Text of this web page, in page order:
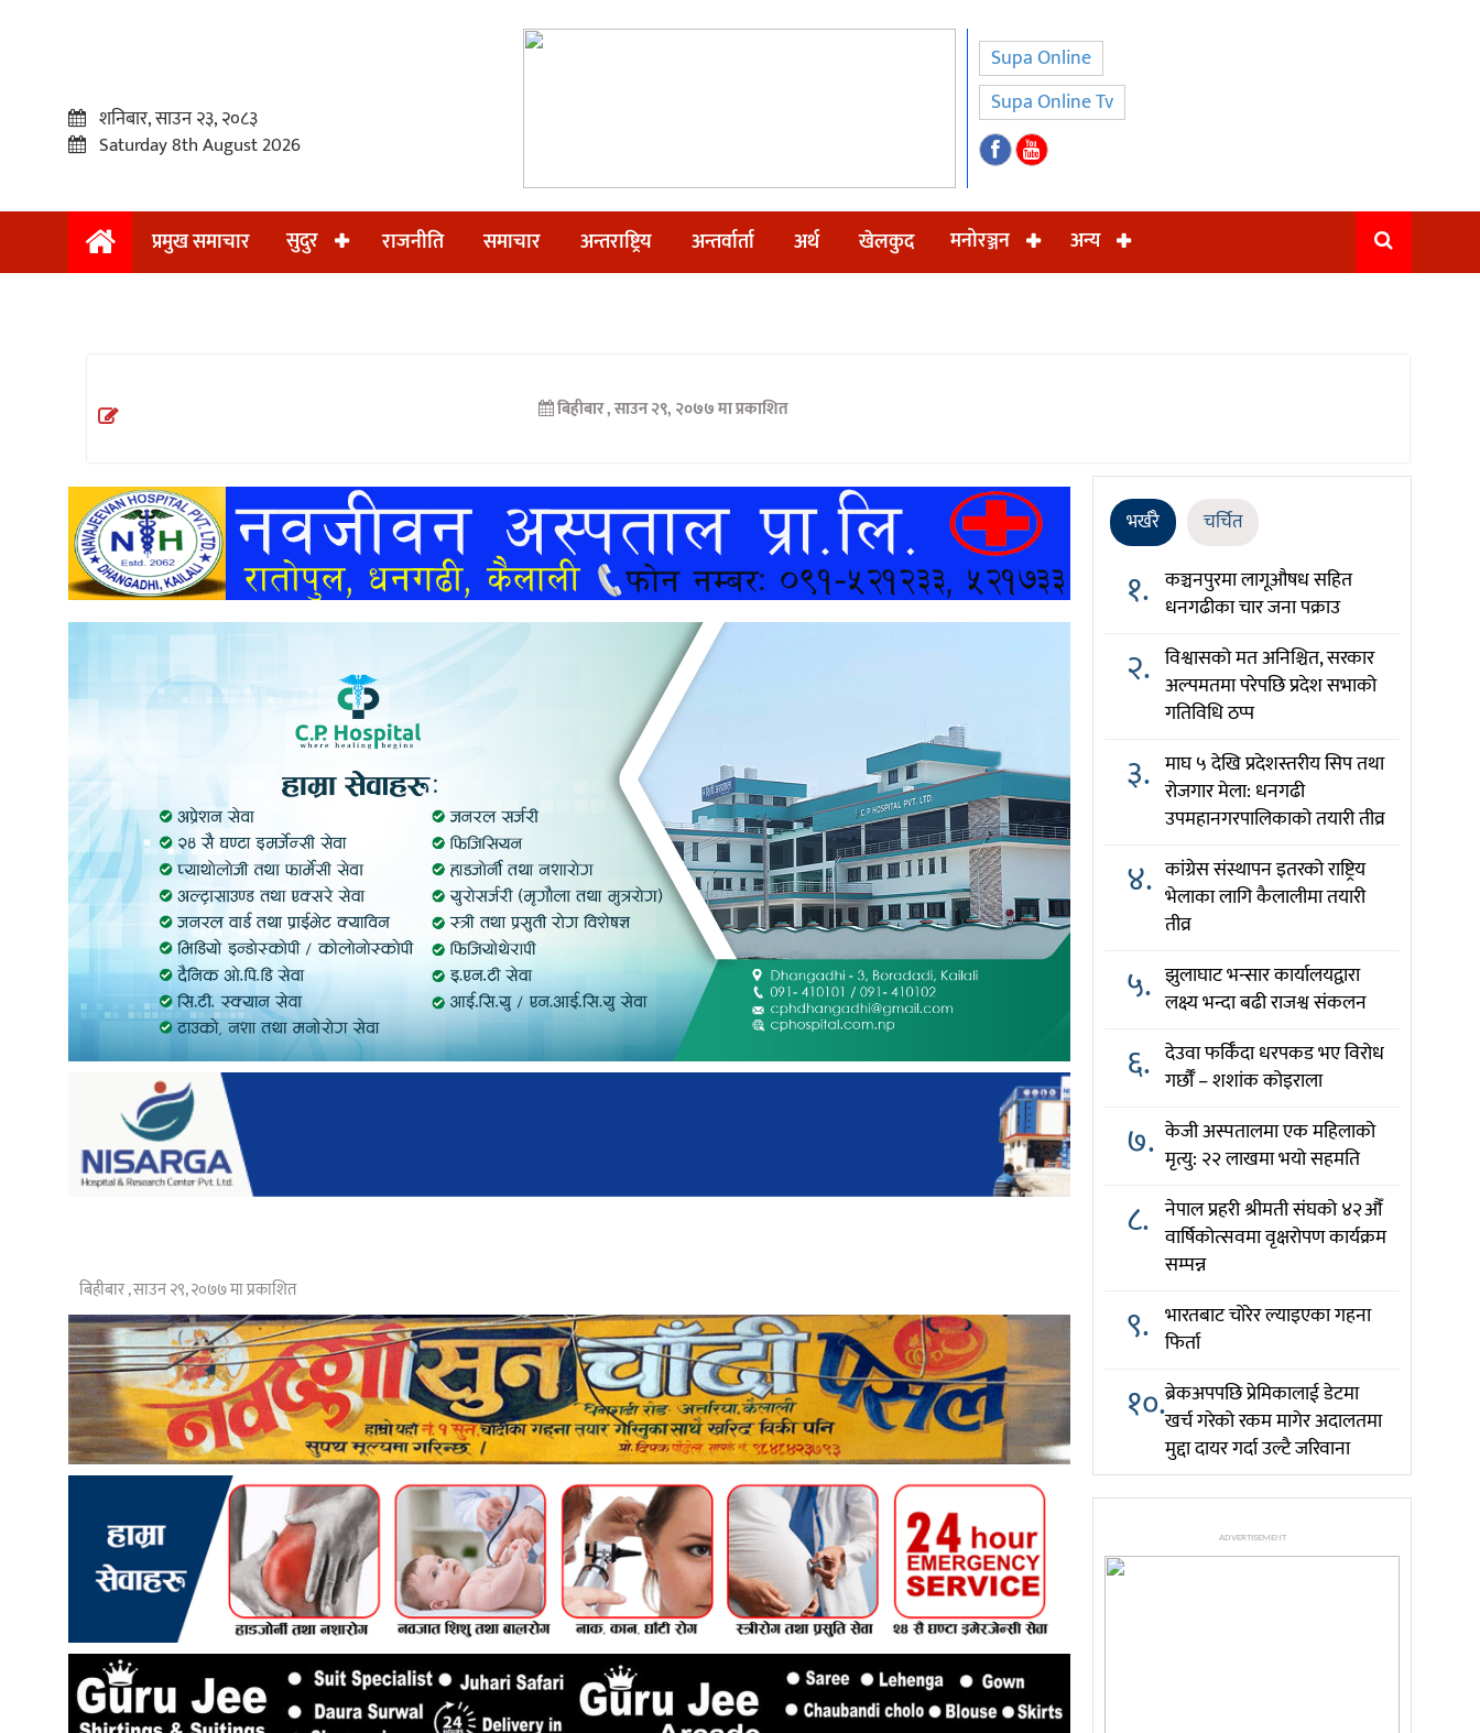
प्रमुख
अन्तराष्ट्रिय
अन्तर्वार्ता
खेलकुद
शनिबार, साउन २३, २०८३
Saturday 8th August 2026
Supa Online
Supa Online Tv
प्रमुख समाचार सुदुर राजनीति समाचार अन्तराष्ट्रिय अन्तर्वार्ता अर्थ खेलकुद मनोरञ्जन अन्य
बिहीबार , साउन २९, २०७७ मा प्रकाशित
बिहीबार , साउन २९, २०७७ मा प्रकाशित
भर्खरै चर्चित
१. कञ्चनपुरमा लागूऔषध सहित
धनगढीका चार जना पक्राउ
२. विश्वासको मत अनिश्चित, सरकार
अल्पमतमा परेपछि प्रदेश सभाको
गतिविधि ठप्प
३. माघ ५ देखि प्रदेशस्तरीय सिप तथा
रोजगार मेला: धनगढी
उपमहानगरपालिकाको तयारी तीव्र
४. कांग्रेस संस्थापन इतरको राष्ट्रिय
भेलाका लागि कैलालीमा तयारी
तीव्र
५. झुलाघाट भन्सार कार्यालयद्वारा
लक्ष्य भन्दा बढी राजश्व संकलन
६. देउवा फर्किँदा धरपकड भए विरोध
गर्छौँं – शशांक कोइराला
७. केजी अस्पतालमा एक महिलाको
मृत्यु: २२ लाखमा भयो सहमति
८. नेपाल प्रहरी श्रीमती संघको ४२औँ
वार्षिकोत्सवमा वृक्षरोपण कार्यक्रम
सम्पन्न
९. भारतबाट चोरेर ल्याइएका गहना
फिर्ता
१०.ब्रेकअपपछि प्रेमिकालाई डेटमा
खर्च गरेको रकम मागेर अदालतमा
मुद्दा दायर गर्दा उल्टै जरिवाना
ADVERTISEMENT